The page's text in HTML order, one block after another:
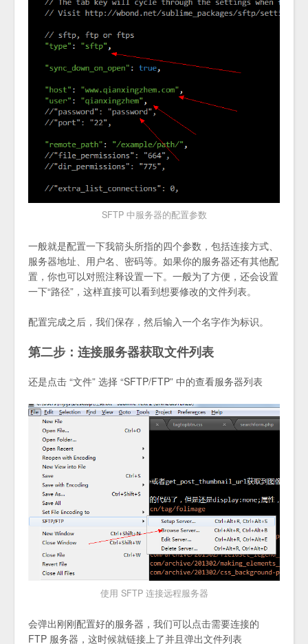
SFTP 中服务器的配置参数
一般就是配置一下我箭头所指的四个参数，包括连接方式、
服务器地址、用户名、密码等。如果你的服务器还有其他配
置，你也可以对照注释设置一下。一般为了方便，还会设置
一下“路径”，这样直接可以看到想要修改的文件列表。
配置完成之后，我们保存，然后输入一个名字作为标识。
第二步：连接服务器获取文件列表
还是点击 “文件” 选择 “SFTP/FTP” 中的查看服务器列表
使用 SFTP 连接远程服务器
会弹出刚刚配置好的服务器，我们可以点击需要连接的
FTP 服务器，这时候就链接上了并且弹出文件列表